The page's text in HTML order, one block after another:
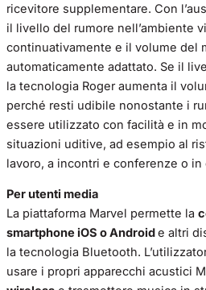
ricevitore supplementare. Con
il livello del rumore nell’ambiente
continuativamente e il volume del
automaticamente adattato. Se il
la tecnologia Roger aumenta il
perché resti udibile nonostante i
essere utilizzato con facilità e in
situazioni uditive, ad esempio al
lavoro, a incontri e conferenze o in
Per utenti media
La piattaforma Marvel permette la
smartphone iOS o Androide altri
la tecnologia Bluetooth.
usare i propri apparecchi acustici